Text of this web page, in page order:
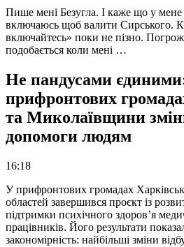
Пише мені Безугла. І каже що у
включаюсь щоб валити Сирського.
включайтесь» поки не пізно.
подобається коли мені …
Не пандусами
прифронтових
та Миколаївщини
допомоги людям
16:18
У прифронтових громадах
областей завершився проєкт із
підтримки психічного здоров’я
працівників. Його результати
закономірність: найбільші зміни